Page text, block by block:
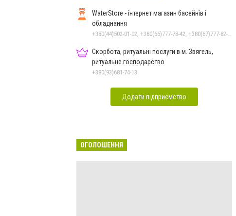
WaterStore - інтернет магазин басейнів і
обладнання
+380(44)502-01-02, +380(66)777-78-42, +380(67)777-82-19, +380(67)890-80-80, +380(73)890-80-80, +380(44)502-01-03
Скорбота, ритуальні послуги в м. Звягель,
ритуальне господарство
+380(93)681-74-13
Додати підприємство
ОГОЛОШЕННЯ